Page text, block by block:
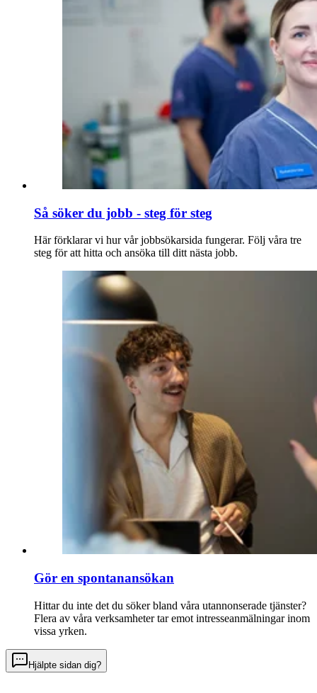
Så söker du jobb - steg för steg
Här förklarar vi hur vår jobbsökarsida fungerar. Följ våra tre
steg för att hitta och ansöka till ditt nästa jobb.
Gör en spontanansökan
Hittar du inte det du söker bland våra utannonserade tjänster?
Flera av våra verksamheter tar emot intresseanmälningar inom
vissa yrken.
Hjälpte sidan dig?